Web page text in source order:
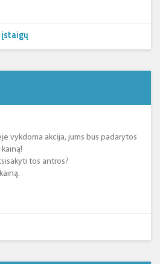
įstaigų
vykdoma akcija, jums bus padarytos
tos antros?